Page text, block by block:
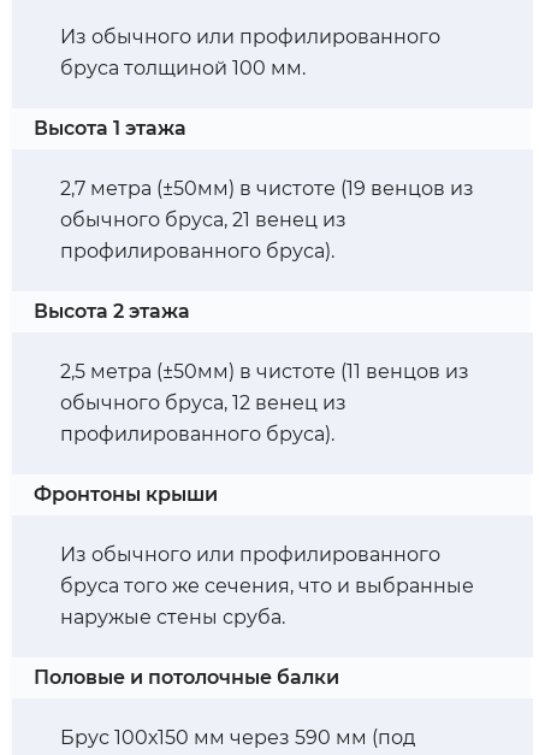
Из обычного или профилированного
бруса толщиной 100 мм.
Высота 1 этажа
2,7 метра (±50мм) в чистоте (19 венцов из
обычного бруса, 21 венец из
профилированного бруса).
Высота 2 этажа
2,5 метра (±50мм) в чистоте (11 венцов из
обычного бруса, 12 венец из
профилированного бруса).
Фронтоны крыши
Из обычного или профилированного
бруса того же сечения, что и выбранные
наружые стены сруба.
Половые и потолочные балки
Брус 100х150 мм через 590 мм (под